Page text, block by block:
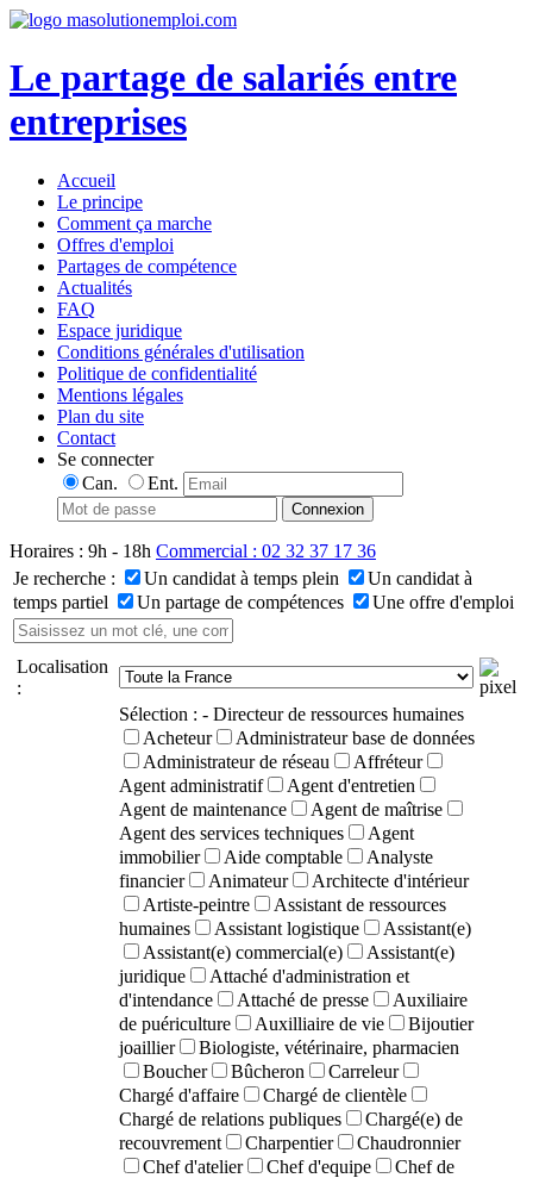
Le partage de salariés entre
entreprises
Accueil
Le principe
Comment ça marche
Offres d'emploi
Partages de compétence
Actualités
FAQ
Espace juridique
Conditions générales d'utilisation
Politique de confidentialité
Mentions légales
Plan du site
Contact
Se connecter
Can.
Ent.
Horaires : 9h - 18h Commercial : 02 32 37 17 36
Je recherche :
Un candidat à temps plein
Un candidat à
temps partiel
Un partage de compétences Une offre d'emploi
Localisation
:
Sélection : - Directeur de ressources humaines
Acheteur
Administrateur base de données
Administrateur de réseau
Affréteur
Agent administratif
Agent d'entretien
Agent de maintenance
Agent de maîtrise
Agent des services techniques
Agent
immobilier
Aide comptable
Analyste
financier
Animateur
Architecte d'intérieur
Artiste-peintre
Assistant de ressources
humaines
Assistant logistique
Assistant(e)
Assistant(e) commercial(e)
Assistant(e)
juridique
Attaché d'administration et
d'intendance
Attaché de presse
Auxiliaire
de puériculture
Auxilliaire de vie
Bijoutier
joaillier
Biologiste, vétérinaire, pharmacien
Boucher
Bûcheron
Carreleur
Chargé d'affaire
Chargé de clientèle
Chargé de relations publiques
Chargé(e) de
recouvrement
Charpentier
Chaudronnier
Chef d'atelier
Chef d'equipe
Chef de